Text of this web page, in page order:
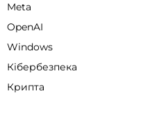
Meta
OpenAI
Windows
Кібербезпека
Крипта